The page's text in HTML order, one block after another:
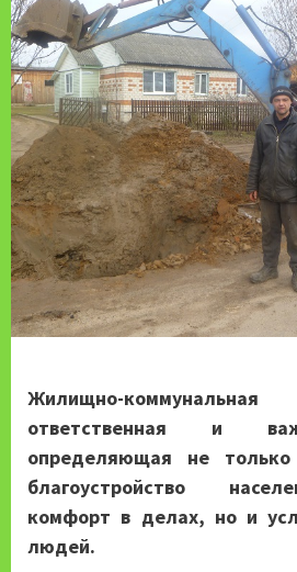
Жилищно-
ответственная и
определяющая не
благоустройство
комфорт в делах, но и
людей.